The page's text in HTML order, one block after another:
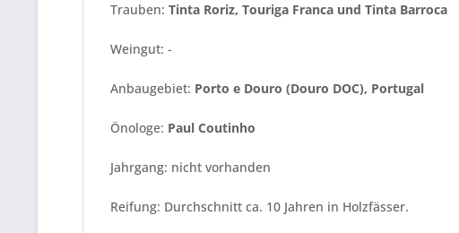
Trauben: Tinta Roriz, Touriga Franca und Tinta Barroca
Weingut: -
Anbaugebiet: Porto e Douro (Douro DOC), Portugal
Önologe: Paul Coutinho
Jahrgang: nicht vorhanden
Reifung: Durchschnitt ca. 10 Jahren in Holzfässer.